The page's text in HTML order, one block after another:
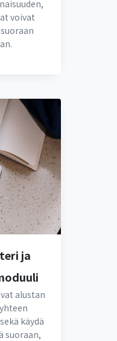
voivat
ja
alustan
käydä
suoraan,